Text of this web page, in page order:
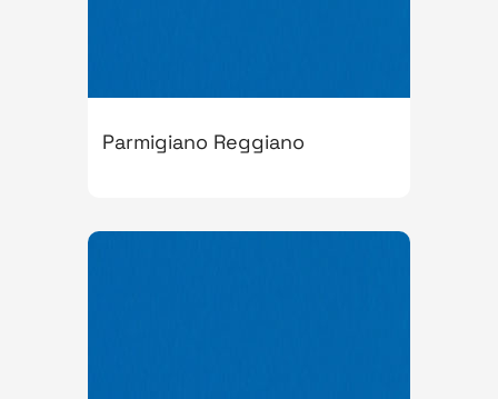
Parmigiano Reggiano